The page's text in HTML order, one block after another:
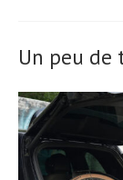
Un peu de